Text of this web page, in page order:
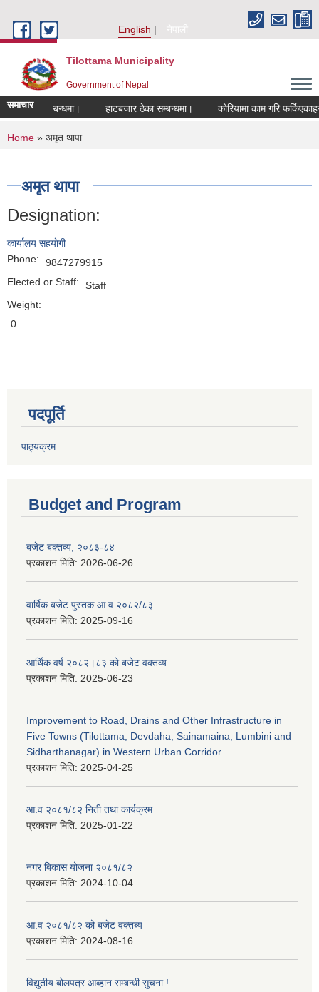
English
नेपाली
Tilottama Municipality
Government of Nepal
समाचार
हुने सम्बन्धमा। हाटबजार ठेका सम्बन्धमा। कोरियामा काम गरि
You are here
Home » अमृत थापा
अमृत थापा
Designation:
कार्यालय सहयाेगी
Phone:
9847279915
Elected or Staff:
Staff
Weight:
0
पदपूर्ति
पाठ्यक्रम
Budget and Program
बजेट बक्तव्य, २०८३-८४
प्रकाशन मिति: 2026-06-26
वार्षिक बजेट पुस्तक आ.व २०८२/८३
प्रकाशन मिति: 2025-09-16
आर्थिक वर्ष २०८२।८३ को बजेट वक्तव्य
प्रकाशन मिति: 2025-06-23
Improvement to Road, Drains and Other Infrastructure in
Five Towns (Tilottama, Devdaha, Sainamaina, Lumbini and
Sidharthanagar) in Western Urban Corridor
प्रकाशन मिति: 2025-04-25
आ.व २०८१/८२ निती तथा कार्यक्रम
प्रकाशन मिति: 2025-01-22
नगर बिकास योजना २०८१/८२
प्रकाशन मिति: 2024-10-04
आ.व २०८१/८२ को बजेट वक्तब्य
प्रकाशन मिति: 2024-08-16
विद्युतीय बोलपत्र आब्हान सम्बन्धी सुचना !